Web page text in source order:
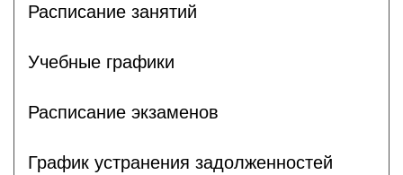
Расписание занятий
Учебные графики
Расписание экзаменов
График устранения задолженностей